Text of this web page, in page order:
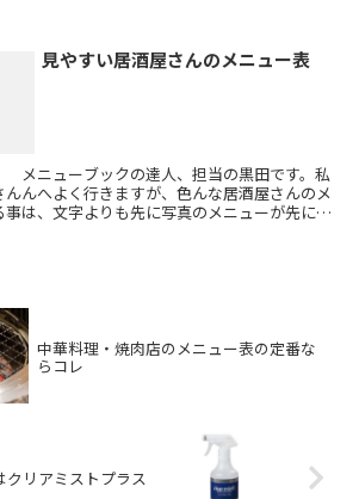
見やすい居酒屋さんのメニュー表
メニューブックの達人、担当の黒田です。私
んへよく行きますが、色んな居酒屋さんのメ
は、文字よりも先に写真のメニューが先に目
中華料理・焼肉店のメニュー表の定番な
らコレ
クリアミストプラス